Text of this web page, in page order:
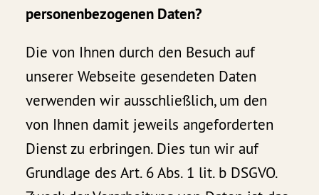
personenbezogenen Daten?
Die von Ihnen durch den Besuch auf
unserer Webseite gesendeten Daten
verwenden wir ausschließlich, um den
von Ihnen damit jeweils angeforderten
Dienst zu erbringen. Dies tun wir auf
Grundlage des Art. 6 Abs. 1 lit. b DSGVO.